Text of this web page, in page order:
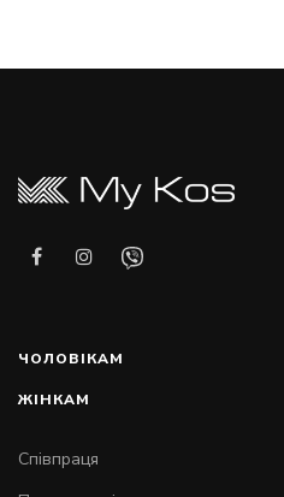
ЧОЛОВІКАМ
ЖІНКАМ
Співпраця